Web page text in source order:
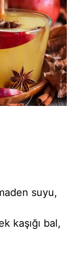
suyu,
kaşığı bal,